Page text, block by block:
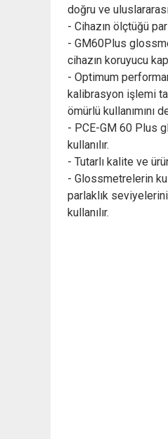
doğru ve
- Cihazın ölçtüğü
- GM60Plus
cihazın koruyucu
- Optimum
kalibrasyon işlemi
ömürlü kullanımını
- PCE-GM 60 Plus
kullanılır.
- Tutarlı kalite ve
- Glossmetrelerin
parlaklık
kullanılır.